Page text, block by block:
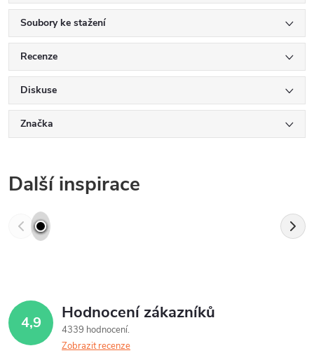
Soubory ke stažení
Recenze
Diskuse
Značka
Další inspirace
4,9 Hodnocení zákazníků
4339 hodnocení
Zobrazit recenze